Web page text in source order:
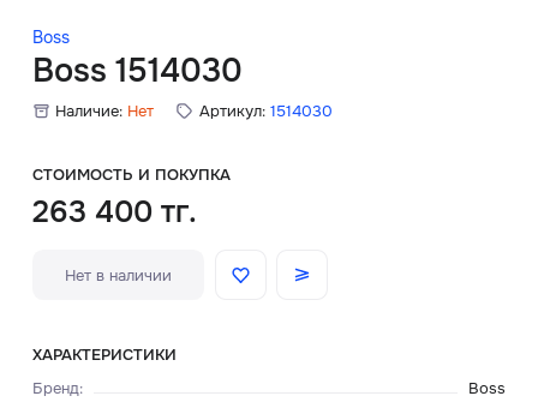
Boss
Boss 1514030
Наличие: Нет Артикул: 1514030
СТОИМОСТЬ И ПОКУПКА
263 400 тг.
Нет в наличии
ХАРАКТЕРИСТИКИ
Бренд:
Boss
Главная
О нас
Доставка и оплата